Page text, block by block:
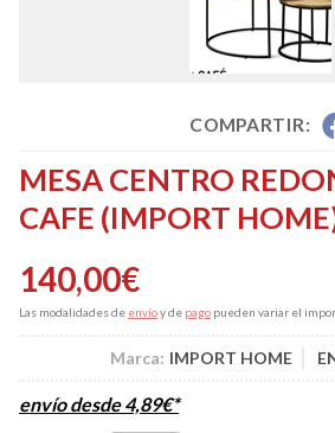
COMPARTIR:
MESA CENTRO
CAFE (IMPORT
140,00€
Las modalidades de envíoy de pago pueden variar el
Marca: IMPORT HOME
envío desde4,89€*